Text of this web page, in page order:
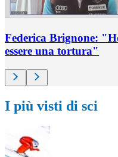
Federica Brignone:
essere una tortura"
I più visti di sci